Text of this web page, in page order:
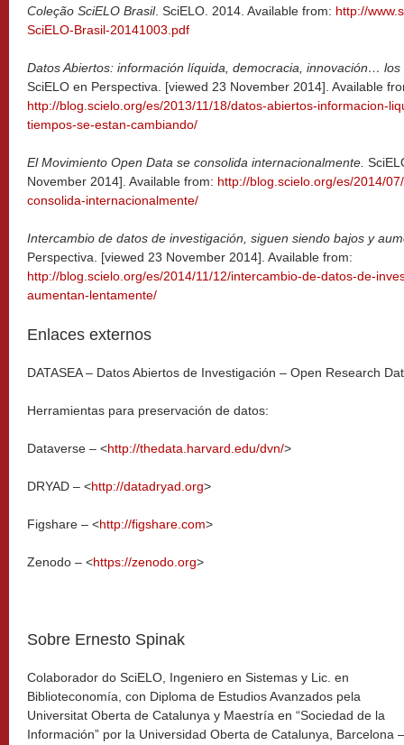
Coleção SciELO Brasil. SciELO. 2014. Available from: http://
SciELO-Brasil-20141003.pdf
Datos Abiertos: información líquida, democracia, innovación…
SciELO en Perspectiva. [viewed 23 November 2014]. Available
http://blog.scielo.org/es/2013/11/18/datos-abiertos-informacion-
tiempos-se-estan-cambiando/
El Movimiento Open Data se consolida internacionalmente.
November 2014]. Available from: http://blog.scielo.org/es/2014/
consolida-internacionalmente/
Intercambio de datos de investigación, siguen siendo bajos y
Perspectiva. [viewed 23 November 2014]. Available from:
http://blog.scielo.org/es/2014/11/12/intercambio-de-datos-de-
aumentan-lentamente/
Enlaces externos
DATASEA – Datos Abiertos de Investigación – Open Research
Herramientas para preservación de datos:
Dataverse – <http://thedata.harvard.edu/dvn/>
DRYAD – <http://datadryad.org>
Figshare – <http://figshare.com>
Zenodo – <https://zenodo.org>
Sobre Ernesto Spinak
Colaborador do SciELO, Ingeniero en Sistemas y Lic. en
Biblioteconomía, con Diploma de Estudios Avanzados pela
Universitat Oberta de Catalunya y Maestría en “Sociedad de la
Información” por la Universidad Oberta de Catalunya, Barcelona –